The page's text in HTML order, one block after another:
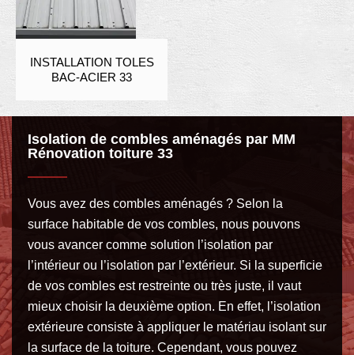
INSTALLATION TOLES
BAC-ACIER 33
Isolation de combles aménagés par MM
Rénovation toiture 33
Vous avez des combles aménagés ? Selon la
surface habitable de vos combles, nous pouvons
vous avancer comme solution l’isolation par
l’intérieur ou l’isolation par l’extérieur. Si la superficie
de vos combles est restreinte ou très juste, il vaut
mieux choisir la deuxième option. En effet, l’isolation
extérieure consiste à appliquer le matériau isolant sur
la surface de la toiture. Cependant, vous pouvez